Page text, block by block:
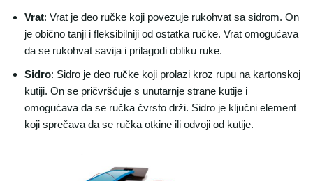
Vrat: Vrat je deo ručke koji povezuje rukohvat sa sidrom. On
je obično tanji i fleksibilniji od ostatka ručke. Vrat omogućava
da se rukohvat savija i prilagodi obliku ruke.
Sidro: Sidro je deo ručke koji prolazi kroz rupu na kartonskoj
kutiji. On se pričvršćuje s unutarnje strane kutije i
omogućava da se ručka čvrsto drži. Sidro je ključni element
koji sprečava da se ručka otkine ili odvoji od kutije.